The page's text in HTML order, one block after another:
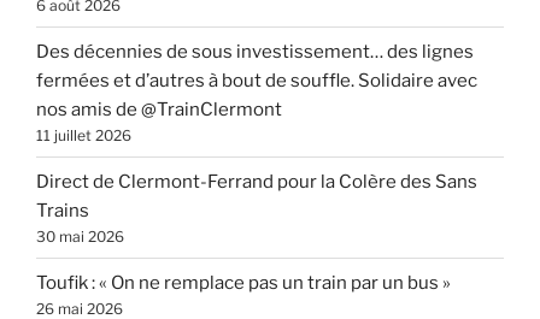
6 août 2026
Des décennies de sous investissement… des lignes
fermées et d’autres à bout de souffle. Solidaire avec
nos amis de @TrainClermont
11 juillet 2026
Direct de Clermont-Ferrand pour la Colère des Sans
Trains
30 mai 2026
Toufik : « On ne remplace pas un train par un bus »
26 mai 2026